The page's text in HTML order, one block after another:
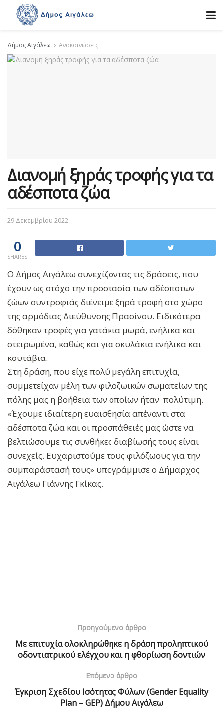
Δήμος Αιγάλεω Ανακοινώσεις
Διανομή ξηράς τροφής για τα
αδέσποτα ζώα
29 Δεκεμβρίου 2022
0
SHARES
Ο Δήμος Αιγάλεω συνεχίζοντας τις δράσεις, που
έχουν ως στόχο την προστασία των αδέσποτων
ζώων συντροφιάς διένειμε ξηρά τροφή στο χώρο
της αρμόδιας Διεύθυνσης Πρασίνου. Ειδικότερα
δόθηκαν τροφές για γατάκια μωρά, ενήλικα και
στειρωμένα, καθώς και για σκυλάκια ενήλικα και
κουτάβια.
Στη δράση, που είχε πολύ μεγάλη επιτυχία,
συμμετείχαν μέλη των φιλοζωικών σωματείων της
πόλης μας η βοήθεια των οποίων ήταν πολύτιμη.
«Έχουμε ιδιαίτερη ευαισθησία απέναντι στα
αδέσποτα ζώα και οι προσπάθειές μας ώστε να
βελτιώσουμε τις συνθήκες διαβίωσής τους είναι
συνεχείς. Ευχαριστούμε τους φιλόζωους για την
συμπαράστασή τους» υπογράμμισε ο Δήμαρχος
Αιγάλεω Γιάννης Γκίκας.
Προηγούμενο άρθρο
Με επιτυχία ολοκληρώθηκε η δράση προληπτικού
οδοντιατρικού ελέγχου και η φθορίωση δοντιών
Επόμενο άρθρο
Έγκριση Σχεδίου Ισότητας Φύλων (Gender Equality
Plan – GEP) Δήμου Αιγάλεω